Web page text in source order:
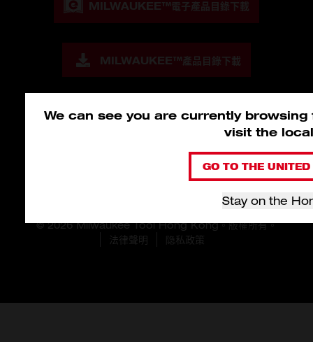
We can see you are currently browsing
visit the
GO TO THE
Stay on the
MILWAUKEE™電子產品目錄下載
MILWAUKEE™產品目錄下載
© 2026 Milwaukee Tool Hong Kong。版權所有。
法律聲明
隐私政策